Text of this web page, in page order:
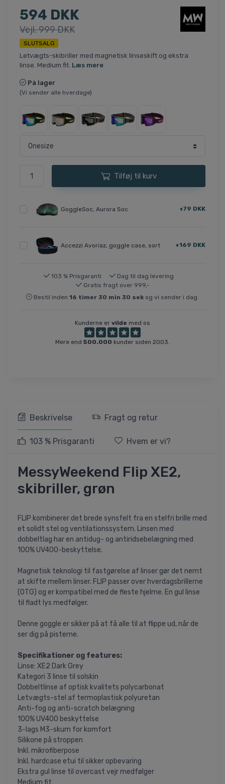
594 DKK
Vejl. 999 DKK
SLUTSALG
Letvægts-skibriller med magnetisk linseskift og ekstra
linse. Medium fit. Læs mere
På lager
(Vi sender alle hverdage)
Tilføj til kurv
GoggleSoc, Aurora Soc +79 DKK
Accezzi Avoriaz, goggle case, sort +169 DKK
103 % Prisgaranti
Dag til dag levering
Gratis fragt over 999,-
Bestil inden 16 timer 30 min 29 sek og vi sender i dag.
Kunderne er vilde med os
Mere end 500.000 kunder siden 2003.
Beskrivelse Fragt og retur
103 % Prisgaranti Hvem er vi?
MessyWeekend Flip XE2,
skibriller, grøn
FLIP kombinerer det brede synsfelt fra en stelfri brille med
et solidt stel og ventilationssystem. Linsen med
dobbeltlag har en antidug- og antiridsebelægning med
100% UV400-beskyttelse.
Magnetisk teknologi til fastgørelse af linser gør det nemt
at skifte mellem linser. FLIP passer over hverdagsbrillerne
(OTG) og er kompatibel med de fleste hjelme. En gul linse
til fladt lys medfølger.
Denne goggle er sikker på at få alle til at flippe ud, når de
ser dig på pisterne.
Specifikationer og features:
Linse: XE2 Dark Grey
Kategori 3 linse til solskin
Dobbeltlinse af optisk kvalitets polycarbonat
Letvægts-stel af termoplastisk polyuretan
Anti-fog og anti-scratch belægning
100% UV400 beskyttelse
3-lags M3-skum for komfort
Silikone på stroppen
Inkl. mikrofiberpose
Inkl. hardcase etui til sikker opbevaring
Ekstra gul linse til overcast vejr medfølger
Medium fit